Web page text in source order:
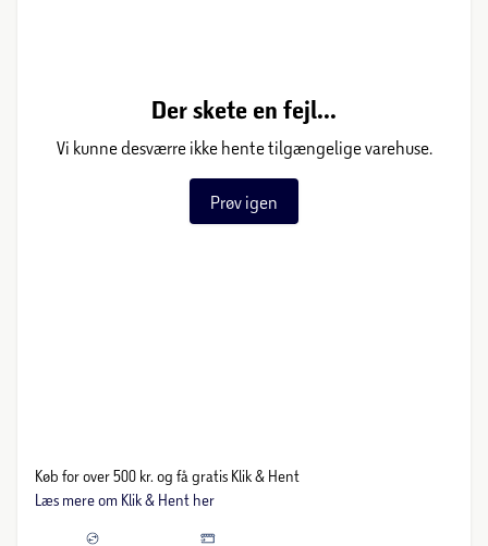
Der skete en fejl...
Vi kunne desværre ikke hente tilgængelige varehuse.
Prøv igen
Køb for over 500 kr. og få gratis Klik & Hent
Læs mere om Klik & Hent her